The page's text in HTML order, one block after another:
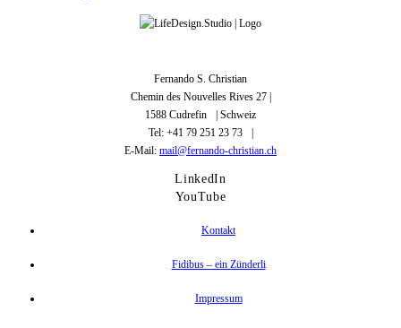
Fernando S. Christian
Chemin des Nouvelles Rives 27 |
1588 Cudrefin | Schweiz
Tel: +41 79 251 23 73 |
E-Mail: mail@fernando-christian.ch
LinkedIn
YouTube
Kontakt
Fidibus – ein Zünderli
Impressum